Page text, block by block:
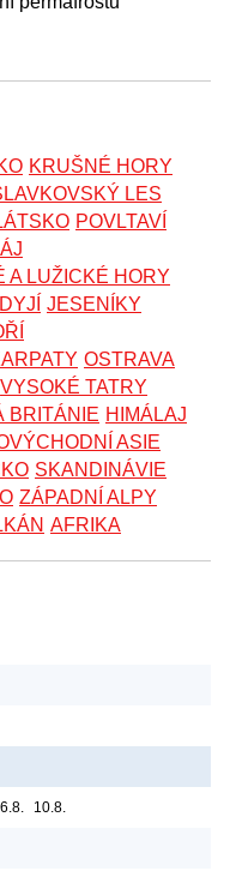
KRUŠNÉ HORY
LES
POVLTAVÍ
A LUŽICKÉ HORY
JESENÍKY
OSTRAVA
VYSOKÉ TATRY
BRITÁNIE HIMÁLAJ
ASIE
SKANDINÁVIE
ZÁPADNÍ ALPY
AFRIKA
10.8.